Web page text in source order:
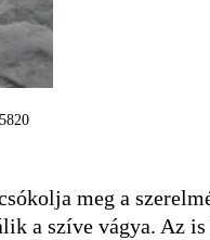
meg a
a szíve vágya. Az is